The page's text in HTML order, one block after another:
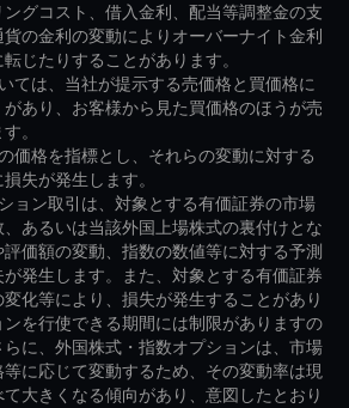
グコスト、借入金利、配当等調整金の支
の金利の変動によりオーバーナイト金利
じたりすることがあります。
ては、当社が提示する売価格と買価格に
あり、お客様から見た買価格のほうが売
。
価格を指標とし、それらの変動に対する
失が発生します。
ョン取引は、対象とする有価証券の市場
あるいは当該外国上場株式の裏付けとな
価額の変動、指数の数値等に対する予測
発生します。また、対象とする有価証券
化等により、損失が発生することがあり
を行使できる期間には制限がありますの
に、外国株式・指数オプションは、市場
に応じて変動するため、その変動率は現
大きくなる傾向があり、意図したとおり